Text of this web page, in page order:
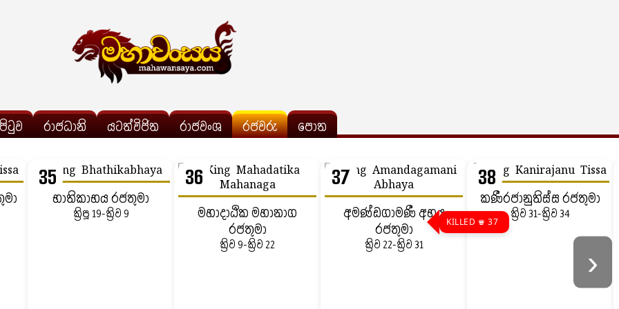
රාජධානි යටත්විජිත රාජවංශ රජවරු පොත
35
භාතිකාභය රජතුමා
ක්‍රිපූ 19-ක්‍රිව 9
36
මහාදාඨික මහානාග
රජතුමා
ක්‍රිව 9-ක්‍රිව 22
37
අමණ්ඩගාමණී අභය
රජතුමා
ක්‍රිව 22-ක්‍රිව 31
38
KILLED ♛ 37
කණීරජානුතිස්ස රජතුමා
ක්‍රිව 31-ක්‍රිව 34
›